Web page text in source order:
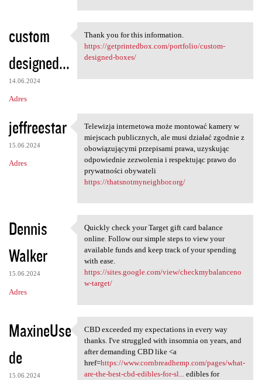
custom
designed...
14.06.2024
Adres
Thank you for this
Thank you for this information.
https://getprintedbox.com/portfolio/custom-
designed-boxes/
jeffreestar
15.06.2024
Adres
Telewizja internetowa może
Telewizja internetowa może montować kamery w
miejscach publicznych, ale musi działać zgodnie z
obowiązującymi przepisami prawa, uzyskując
odpowiednie zezwolenia i respektując prawo do
prywatności obywateli
https://thatsnotmyneighbor.org/
Dennis
Walker
15.06.2024
Adres
Quickly check your Target
Quickly check your Target gift card balance
online. Follow our simple steps to view your
available funds and keep track of your spending
with ease.
https://sites.google.com/view/checkmybalanceno
w-target/
MaxineUse
de
15.06.2024
CBD exceeded my expectations
CBD exceeded my expectations in every way
thanks. I've struggled with insomnia on years, and
after demanding CBD like <a
href=https://www.cornbreadhemp.com/pages/what-
are-the-best-cbd-edibles-for-sl...edibles for